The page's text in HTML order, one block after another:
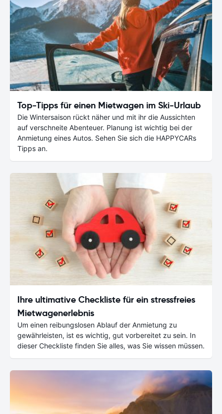
Top-Tipps für einen Mietwagen im Ski-Urlaub
Die Wintersaison rückt näher und mit ihr die Aussichten
auf verschneite Abenteuer. Planung ist wichtig bei der
Anmietung eines Autos. Sehen Sie sich die HAPPYCARs
Tipps an.
Ihre ultimative Checkliste für ein stressfreies
Mietwagenerlebnis
Um einen reibungslosen Ablauf der Anmietung zu
gewährleisten, ist es wichtig, gut vorbereitet zu sein. In
dieser Checkliste finden Sie alles, was Sie wissen müssen.